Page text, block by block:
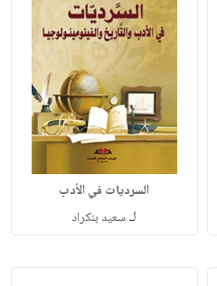
السرديات في الأدب
لـسعيد بنكراد